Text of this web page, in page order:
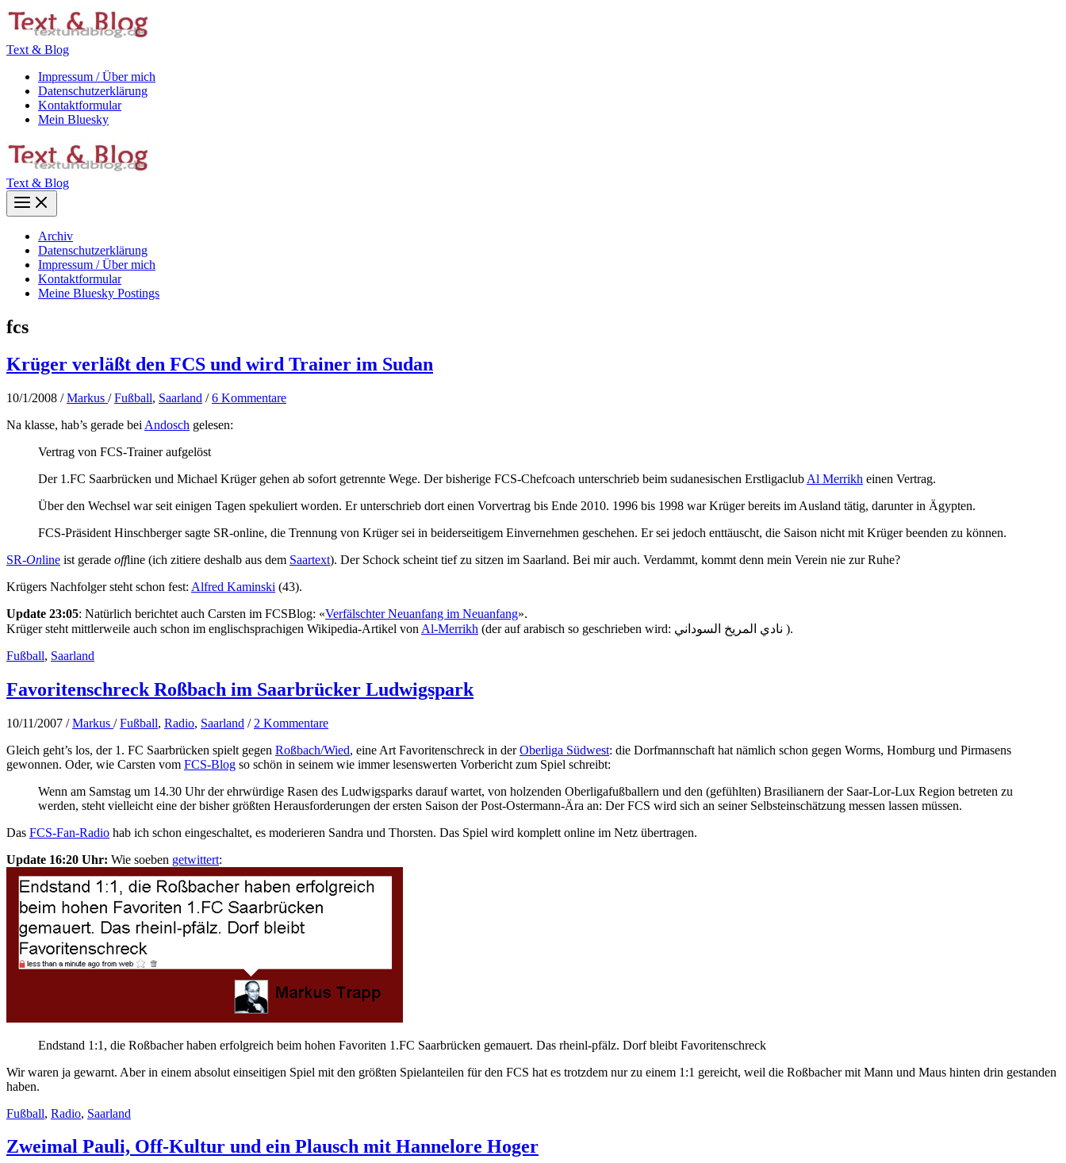
Zum
Inhalt
Text & Blog
Impressum / Über mich
Datenschutzerklärung
Kontaktformular
Mein Bluesky
Text & Blog
Main
Menu
Archiv
Datenschutzerklärung
Impressum / Über mich
Kontaktformular
Meine Bluesky Postings
fcs
Krüger verläßt den FCS und wird Trainer im Sudan
10/1/2008 /Markus /Fußball, Saarland /6 Kommentare
Na klasse, hab’s gerade bei Andosch gelesen:
Vertrag von FCS-Trainer aufgelöst
Der 1.FC Saarbrücken und Michael Krüger gehen ab sofort getrennte Wege. Der bisherige FCS-Chefcoach unterschrieb beim sudanesischen Erstligaclub Al Merrikh einen Vertrag.
Über den Wechsel war seit einigen Tagen spekuliert worden. Er unterschrieb dort einen Vorvertrag bis Ende 2010. 1996 bis 1998 war Krüger bereits im Ausland tätig, darunter in Ägypten.
FCS-Präsident Hinschberger sagte SR-online, die Trennung von Krüger sei in beiderseitigem Einvernehmen geschehen. Er sei jedoch enttäuscht, die Saison nicht mit Krüger beenden zu können.
SR-Online ist gerade offline (ich zitiere deshalb aus dem Saartext). Der Schock scheint tief zu sitzen im Saarland. Bei mir auch. Verdammt, kommt denn mein Verein nie zur Ruhe?
Krügers Nachfolger steht schon fest: Alfred Kaminski (43).
Update 23:05: Natürlich berichtet auch Carsten im FCSBlog: «Verfälschter Neuanfang im Neuanfang».
Krüger steht mittlerweile auch schon im englischsprachigen Wikipedia-Artikel von Al-Merrikh
(der auf arabisch so geschrieben wird: نادي المريخ السوداني ).
Fußball, Saarland
Favoritenschreck Roßbach im Saarbrücker Ludwigspark
10/11/2007 /Markus /Fußball, Radio, Saarland / 2 Kommentare
Gleich geht’s los, der 1. FC Saarbrücken spielt gegen Roßbach/Wied, eine Art Favoritenschreck in derOberliga Südwest: die Dorfmannschaft hat nämlich schon gegen Worms, Homburg und Pirmasens
gewonnen. Oder, wie Carsten vom FCS-Blog so schön in seinem wie immer lesenswerten Vorbericht zum Spiel schreibt:
Wenn am Samstag um 14.30 Uhr der ehrwürdige Rasen des Ludwigsparks darauf wartet, von holzenden Oberligafußballern und den (gefühlten) Brasilianern der Saar-Lor-Lux Region betreten zu
werden, steht vielleicht eine der bisher größten Herausforderungen der ersten Saison der Post-Ostermann-Ära an: Der FCS wird sich an seiner Selbsteinschätzung messen lassen müssen.
Das FCS-Fan-Radio hab ich schon eingeschaltet, es moderieren Sandra und Thorsten. Das Spiel wird komplett online im Netz übertragen.
Update 16:20 Uhr: Wie soeben getwittert:
Endstand 1:1, die Roßbacher haben erfolgreich beim hohen Favoriten 1.FC Saarbrücken gemauert. Das rheinl-pfälz. Dorf bleibt Favoritenschreck
Wir waren ja gewarnt. Aber in einem absolut einseitigen Spiel mit den größten Spielanteilen für den FCS hat es trotzdem nur zu einem 1:1 gereicht, weil die Roßbacher mit Mann und Maus hinten drin gestanden
haben.
Fußball, Radio, Saarland
Zweimal Pauli, Off-Kultur und ein Plausch mit Hannelore Hoger